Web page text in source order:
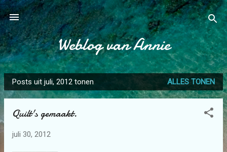
Doorgaan naar hoofdcontent
Weblog van Annie
P
o
Posts uit juli, 2012 tonen ALLES TONEN
Quilt's gemaakt.
juli 30, 2012